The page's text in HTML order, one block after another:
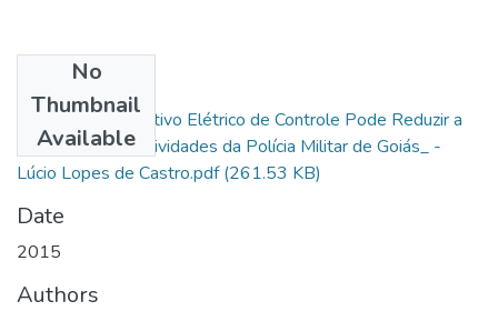
No
Thumbnail
Available
O Uso do Dispositivo Elétrico de Controle Pode Reduzir a
Letalidade nas Atividades da Polícia Militar de Goiás_ -
Lúcio Lopes de Castro.pdf(261.53 KB)
Date
2015
Authors